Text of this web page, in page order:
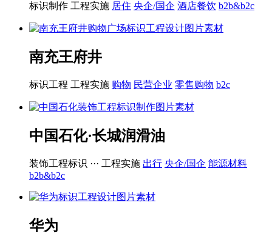
标识制作 工程实施 居住 央企/国企 酒店餐饮 b2b&b2c
南充王府井
标识工程 工程实施 购物 民营企业 零售购物 b2c
中国石化·长城润滑油
装饰工程标识 ··· 工程实施 出行 央企/国企 能源材料
b2b&b2c
华为